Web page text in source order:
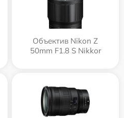
Объектив Nikon Z
50mm F1.8 S Nikkor